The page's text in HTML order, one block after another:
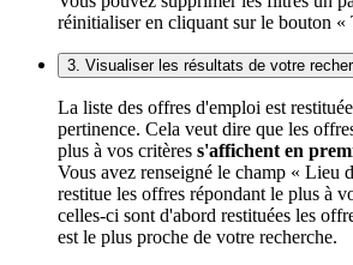
réinitialiser en cliquant sur le bouton «
3. Visualiser les résultats de votre
La liste des offres d'emploi est
pertinence. Cela veut dire que les
plus à vos critères s'affichent en
Vous avez renseigné le champ « Lieu
restitue les offres répondant le plus à
celles-ci sont d'abord restituées les
est le plus proche de votre recherche.